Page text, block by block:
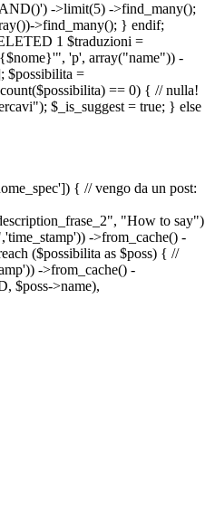
->limit(5) ->find_many();
>find_many(); } endif;
1 $traduzioni =
'p', array("name")) -
$possibilita =
== 0) { // nulla!
$_is_suggest = true; } else
{ // vengo da un post:
"How to say")
->from_cache() -
($possibilita as $poss) { //
->from_cache() -
$poss->name),